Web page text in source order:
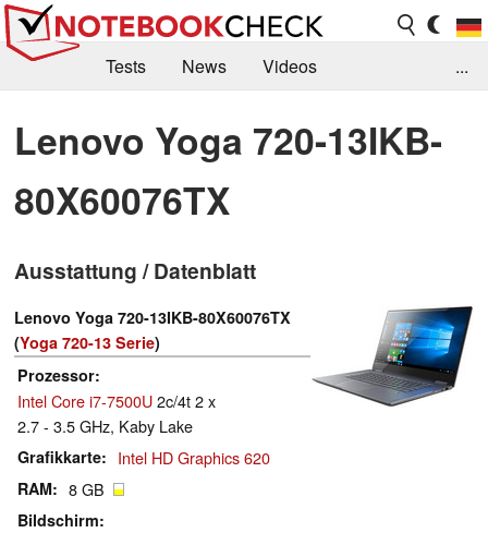
Tests News
Videos
Kaufberatung
Deals Suche
Jobs
Forum
...
Lenovo Yoga 720-13IKB-
80X60076TX
Ausstattung / Datenblatt
Lenovo Yoga 720-13IKB-80X60076TX
(Yoga 720-13 Serie)
Prozessor
Intel Core i7-7500U2c/4t 2 x
2.7 - 3.5 GHz, Kaby Lake
Grafikkarte Intel HD Graphics 620
RAM 8 GB
Bildschirm